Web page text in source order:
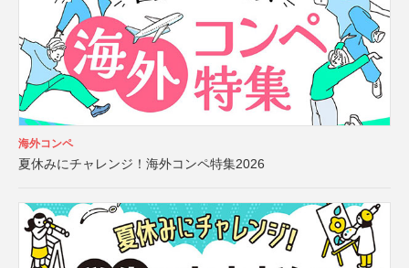
海外コンペ
夏休みにチャレンジ！海外コンペ特集2026